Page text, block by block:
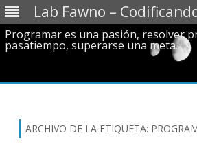
Lab Fawno –
Programar es una pasión, resolver
pasatiempo, superarse una meta.
ARCHIVO DE LA ETIQUETA: